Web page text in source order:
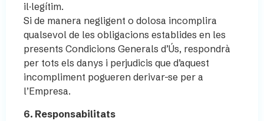
il·legítim.
Si de manera negligent o dolosa incomplira
qualsevol de les obligacions establides en les
presents Condicions Generals d’Ús, respondrà
per tots els danys i perjudicis que d’aquest
incompliment pogueren derivar-se per a
l’Empresa.
6. Responsabilitats